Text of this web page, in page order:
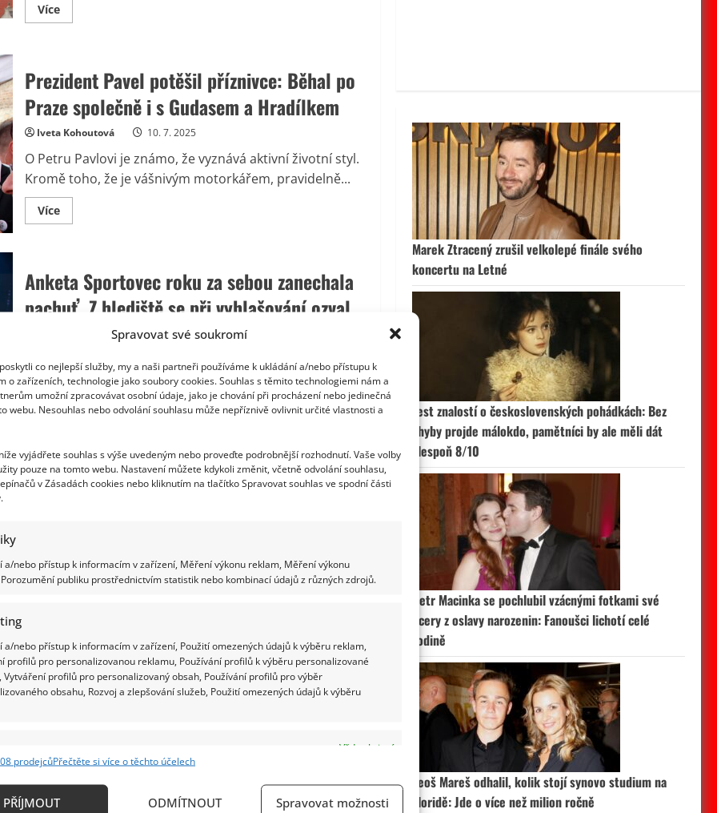
Spravovat své soukromí
co nejlepší služby, my a naši partneři používáme k ukládání a/nebo přístupu k
o zařízeních, technologie jako soubory cookies. Souhlas s těmito technologiemi nám a
umožní zpracovávat osobní údaje, jako je chování při procházení nebo jedinečná
webu. Nesouhlas nebo odvolání souhlasu může nepříznivě ovlivnit určité vlastnosti a
vyjádřete souhlas s výše uvedeným nebo proveďte podrobnější rozhodnutí. Vaše volby
pouze na tomto webu. Nastavení můžete kdykoli změnit, včetně odvolání souhlasu,
v Zásadách cookies nebo kliknutím na tlačítko Spravovat souhlas ve spodní části
a/nebo přístup k informacím v zařízení, Měření výkonu reklam, Měření výkonu
publiku prostřednictvím statistik nebo kombinací údajů z různých zdrojů.
a/nebo přístup k informacím v zařízení, Použití omezených údajů k výběru reklam,
profilů pro personalizovanou reklamu, Používání profilů k výběru personalizované
Vytváření profilů pro personalizovaný obsah, Používání profilů pro výběr
obsahu, Rozvoj a zlepšování služeb, Použití omezených údajů k výběru
Vždy aktivní
zařízení na základě automaticky přenášených informací.
prodejcůPřečtěte si více o těchto účelech
PŘÍJMOUT ODMÍTNOUT Spravovat možnosti
VíceRead
more
českého
sportu:
Úkolem
je
přiřadit
slavným
jejich
disciplínu
Prezident Pavel potěšil příznivce: Běhal po
Praze společně i s Gudasem a Hradílkem
Iveta Kohoutová 10. 7. 2025
O Petru Pavlovi je známo, že vyznává aktivní životní styl.
Kromě toho, že je vášnivým motorkářem, pravidelně...
VíceRead
more
příznivce:
Běhal
po
Praze
a
Hradílkem
Anketa Sportovec roku za sebou zanechala
pachuť. Z hlediště se při vyhlašování ozval
Richard Touš 20. 12. 2024
Novinářská anketa Sportovec roku zná svého vítěze.
Stal se jím olympijský vítěz kajakář Josef Dostál. V
VíceRead
more
about
Anketa
pachuť.
Z
hlediště
Jak účinně na podzimní onemocnění…
onemocnění, jako je nachlazení, záněty dýchacích cest...
Více Read
more
onemocnění…
Marek Ztracený zrušil velkolepé finále svého
koncertu na Letné
Test znalostí o československých pohádkách: Bez
chyby projde málokdo, pamětníci by ale měli dát
alespoň 8/10
Petr Macinka se pochlubil vzácnými fotkami své
dcery z oslavy narozenin: Fanoušci lichotí celé
rodině
Leoš Mareš odhalil, kolik stojí synovo studium na
Floridě: Jde o více než milion ročně